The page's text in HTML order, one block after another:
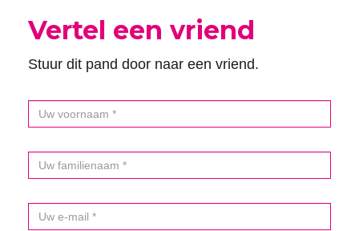
Vertel een vriend
Stuur dit pand door naar een vriend.